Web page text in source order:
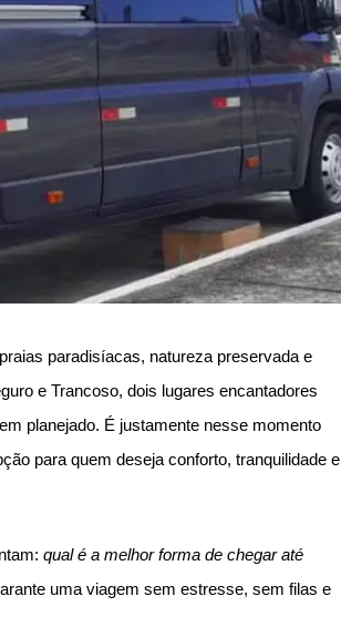
paradisíacas, natureza preservada e
e Trancoso, dois lugares encantadores
planejado. É justamente nesse momento
para quem deseja conforto, tranquilidade e
qual é a melhor forma de chegar até
uma viagem sem estresse, sem filas e